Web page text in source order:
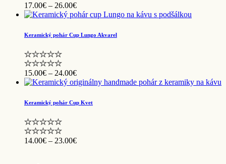
17.00€ – 26.00€Price
range:
through
Keramický pohár Cup Lungo Akvarel
15.00€ – 24.00€Price
range:
through
Keramický pohár Cup Kvet
14.00€ – 23.00€Price